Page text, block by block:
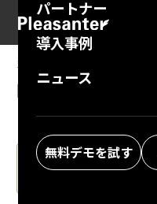
活用シーン
Enterprise Edition
パートナー
プリザンタービジ
導入事例
ニュース
無料デモを試す
10.01.2023
開発者向け機能：拡
This page is in